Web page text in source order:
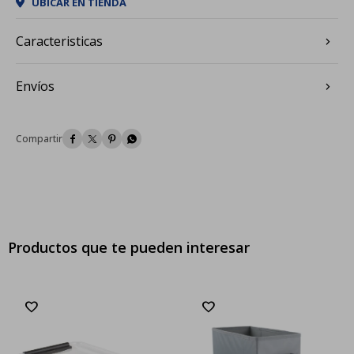
Caracteristicas
Envíos
   
Productos que te pueden interesar